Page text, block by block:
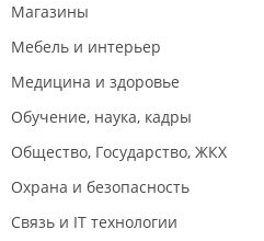
Магазины
Мебель и интерьер
Медицина и здоровье
Обучение, наука, кадры
Общество, Государство, ЖКХ
Охрана и безопасность
Связь и IT технологии